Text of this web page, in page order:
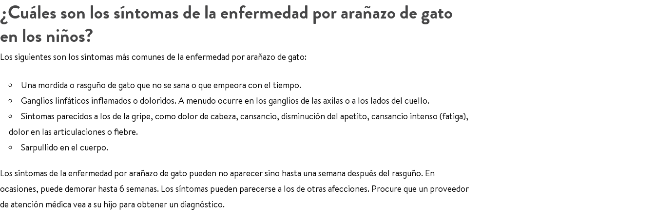
¿Cuáles son los síntomas de la enfermedad por arañazo de gato
en los niños?
Los siguientes son los síntomas más comunes de la enfermedad por arañazo de gato:
Una mordida o rasguño de gato que no se sana o que empeora con el tiempo.
Ganglios linfáticos inflamados o doloridos. A menudo ocurre en los ganglios de las axilas o a los lados del cuello.
Síntomas parecidos a los de la gripe, como dolor de cabeza, cansancio, disminución del apetito, cansancio intenso (fatiga),
dolor en las articulaciones o fiebre.
Sarpullido en el cuerpo.
Los síntomas de la enfermedad por arañazo de gato pueden no aparecer sino hasta una semana después del rasguño. En
ocasiones, puede demorar hasta 6 semanas. Los síntomas pueden parecerse a los de otras afecciones. Procure que un proveedor
de atención médica vea a su hijo para obtener un diagnóstico.